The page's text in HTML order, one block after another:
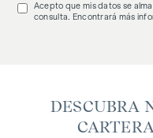
Acepto que mis datos se
consulta. Encontrará más
DESCUBRA